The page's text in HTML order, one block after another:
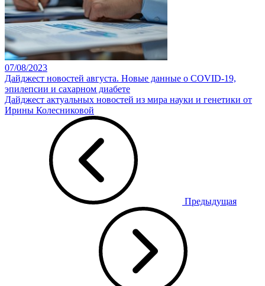
07/08/2023
Дайджест новостей августа. Новые данные о COVID-19,
эпилепсии и сахарном диабете
Дайджест актуальных новостей из мира науки и генетики от
Ирины Колесниковой
Предыдущая